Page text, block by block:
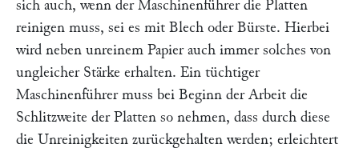
sich auch, wenn der Maschinenführer die Platten
reinigen muss, sei es mit Blech oder Bürste. Hierbei
wird neben unreinem Papier auch immer solches von
ungleicher Stärke erhalten. Ein tüchtiger
Maschinenführer muss bei Beginn der Arbeit die
Schlitzweite der Platten so nehmen, dass durch diese
die Unreinigkeiten zurückgehalten werden; erleichtert